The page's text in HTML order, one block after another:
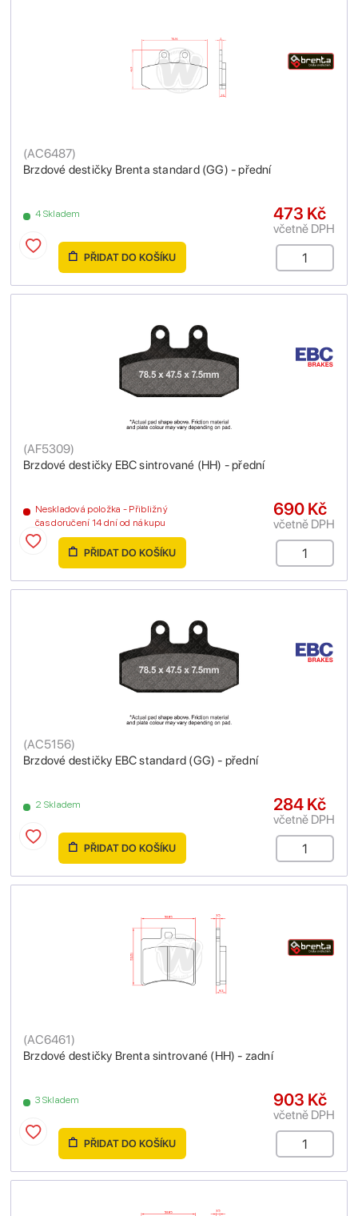
Brzdové destičky Brenta standard (GG) - přední
(AC6487)
4 Skladem 473 Kč
včetně DPH
PŘIDAT DO KOŠÍKU
Brzdové destičky EBC sintrované (HH) - přední
(AF5309)
Neskladová položka - Přibližný
čas doručení 14 dní od nákupu
690 Kč
včetně DPH
PŘIDAT DO KOŠÍKU
Brzdové destičky EBC standard (GG) - přední
(AC5156)
2 Skladem 284 Kč
včetně DPH
PŘIDAT DO KOŠÍKU
Brzdové destičky Brenta sintrované (HH) - zadní
(AC6461)
3 Skladem 903 Kč
včetně DPH
PŘIDAT DO KOŠÍKU